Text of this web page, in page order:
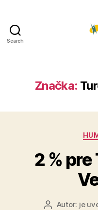
Search
Značka:
2 %
AutorAutor: je